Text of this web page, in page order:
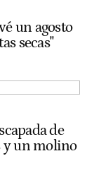
un agosto
secas"
de
y un molino